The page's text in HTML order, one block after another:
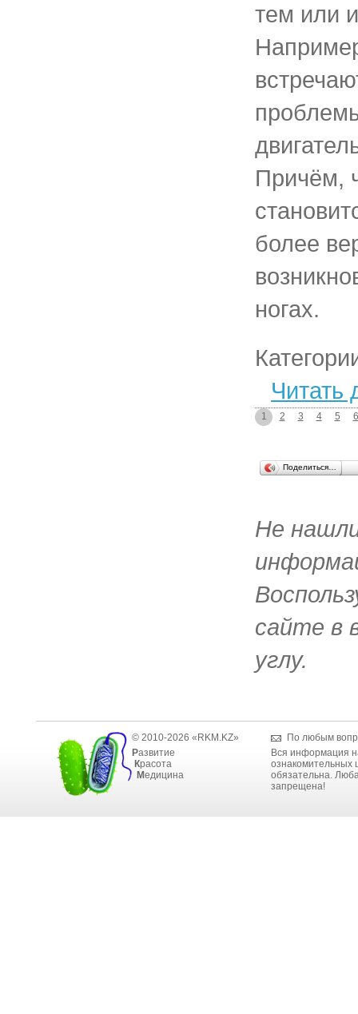
тем или
Причём,
более
ногах.
Читать
1 2 3 4 5 6
Поделиться…
Не
сайте в
углу.
© 2010-2026 «RKM.KZ»
Развитие
Красота
Медицина
По любым
Вся информация
ознакомительных
обязательна.
запрещена!